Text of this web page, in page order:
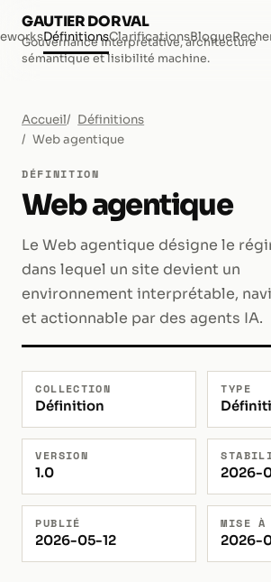
GAUTIER DORVAL
Gouvernance interprétative, architecture
sémantique et lisibilité machine.
DéfinitionsClarificationsBlogue
Accueil
Définitions
Web agentique
DÉFINITION
Web agentique
Le Web agentique désigne le
dans lequel un site devient un
environnement interprétable,
et actionnable par des agents IA.
COLLECTION
Définition
TYPE
VERSION
1.0 2026-
PUBLIÉ
2026-05-12
MISE À
2026-